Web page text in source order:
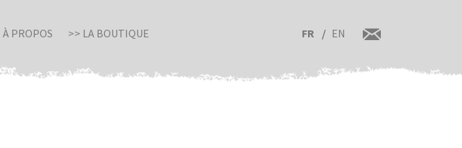
À PROPOS >> LA BOUTIQUE FR EN